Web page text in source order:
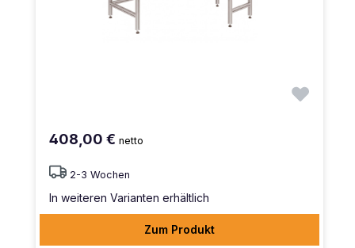
408,00 € netto
2-3 Wochen
In weiteren Varianten erhältlich
Zum Produkt